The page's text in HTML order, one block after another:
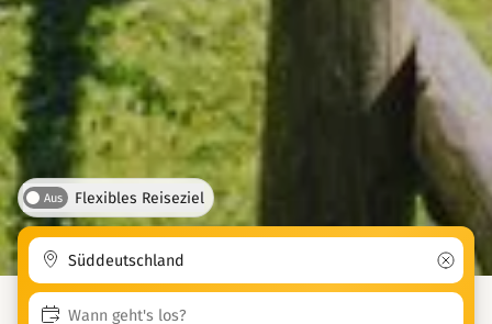
Aus Flexibles Reiseziel